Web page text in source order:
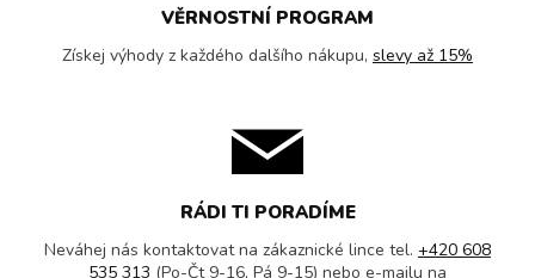
VĚRNOSTNÍ PROGRAM
Získej výhody z každého dalšího nákupu, slevy až 15%
RÁDI TI PORADÍME
Neváhej nás kontaktovat na zákaznické lince tel. +420 608
535 313 (Po-Čt 9-16, Pá 9-15) nebo e-mailu na